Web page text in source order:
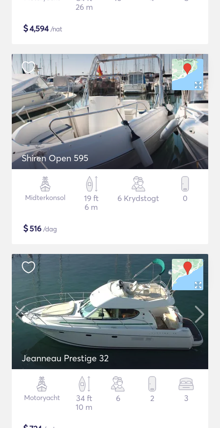
26 m
$4,594/nat
Shiren Open 595
Midterkonsol
19 ft
6 m
6 Krydstogt 0
$516 /dag
Jeanneau Prestige 32
Motoryacht
34 ft
10 m
6 2 3